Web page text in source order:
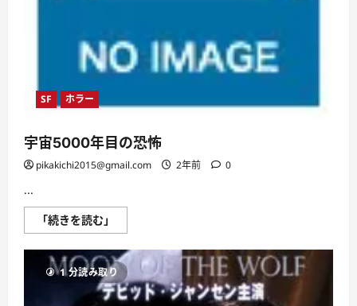
SF ホラー
宇宙5000年目の恐怖
pikakichi2015@gmail.com 2年前 0
...
「続きを読む」
宙
年
目
の
恐
怖
1 分読み取り